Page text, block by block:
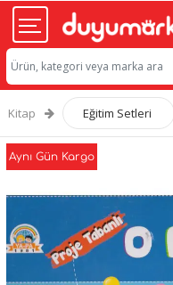
Kitap Eğitim Setleri
Aynı Gün Kargo